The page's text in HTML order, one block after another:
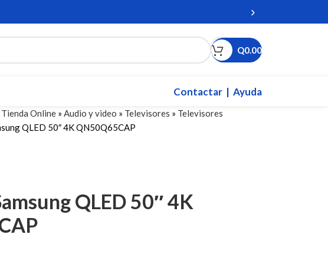
›
Q0.00
Contactar | Ayuda
Tienda Online» Audio y video » Televisores » Televisores
QLED 50″ 4K QN50Q65CAP
QLED 50″ 4K